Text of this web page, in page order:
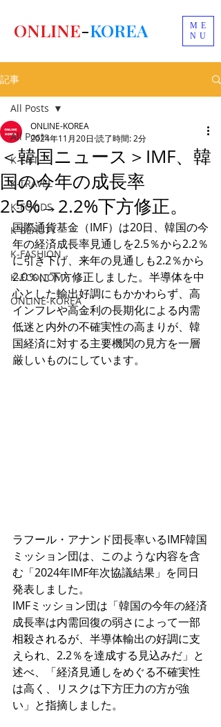
ME
NU
ONLINE-KOREA
記事
All Posts
K-ENT
K-TRAVEL
K-FOODS
K-BEAUTY
K-FASHION
K-ECONOMY
ONLINE-KOREA
All Posts
＜韓国ニュース＞IMF、韓
国の今年の成長率
2.5%→2.2%下方修正。
ONLINE-KOREA
2024年11月20日 読了時間: 2分
国際通貨基金（IMF）は20日、韓国の今
年の経済成長率見通しを2.5％から2.2％
に引き下げ、来年の見通しも2.2％から
2.0％に下方修正しました。半導体を中
心とした輸出好調にもかかわらず、高
インフレや高金利の長期化による内需
低迷と内外の不確実性の高まりが、韓
国経済に対する主要機関の見方を一層
厳しいものにしています。
ラフール・アナンド団長率いるIMF韓国
ミッション団は、このような内容を含
む「2024年IMF年次協議結果」を同日
発表しました。
IMFミッション団は「韓国の今年の経済
成長率は内需回復の弱さによって一部
相殺されるが、半導体輸出の好調に支
えられ、2.2％を達成する見込みだ」と
述べ、「経済見通しをめぐる不確実性
は高く、リスクは下方圧力の方が強
い」と指摘しました。